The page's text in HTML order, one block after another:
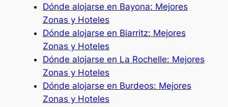
Dónde alojarse en Bayona: Mejores
Zonas y Hoteles
Dónde alojarse en Biarritz: Mejores
Zonas y Hoteles
Dónde alojarse en La Rochelle: Mejores
Zonas y Hoteles
Dónde alojarse en Burdeos: Mejores
Zonas y Hoteles